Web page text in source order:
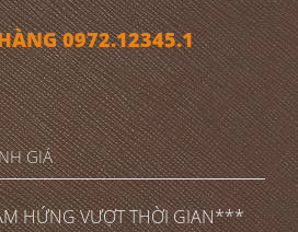
0972.12345.1
GIÁ
HỨNG VƯỢT THỜI GIAN***